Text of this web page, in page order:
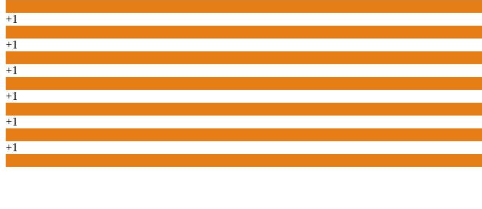
+1
+1
+1
+1
+1
+1